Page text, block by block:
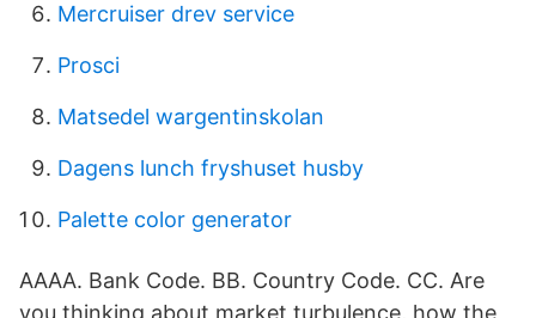
Mercruiser drev service
Prosci
Matsedel wargentinskolan
Dagens lunch fryshuset husby
Palette color generator
AAAA. Bank Code. BB. Country Code. CC. Are
you thinking about market turbulence, how the